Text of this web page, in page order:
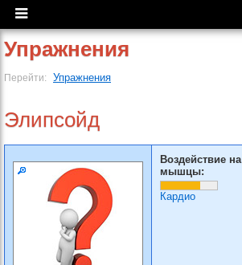
Упражнения
Перейти: Упражнения
Элипсойд
Воздействие на
мышцы:
Кардио